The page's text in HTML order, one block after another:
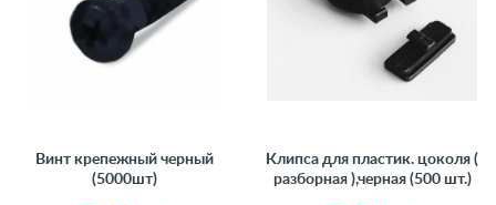
Винт крепежный черный
(5000шт)
Клипса для пластик. цоколя (
разборная ),черная (500 шт.)